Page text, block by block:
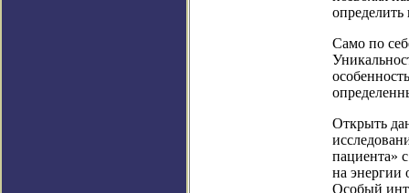
определить
Само по
Открыть
пациента»
на энергии
Особый